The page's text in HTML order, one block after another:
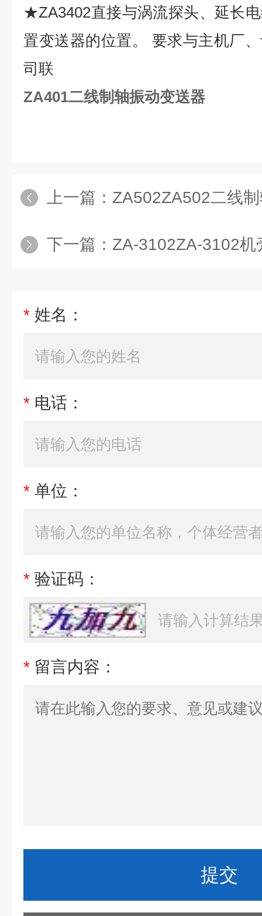
★ZA3402直接与涡流探头、延长
置变送器的位置。 要求与主机厂
司联
ZA401二线制轴振动变送器
上一篇： ZA502ZA502二线
下一篇： ZA-3102ZA-3102机
* 姓名：
* 电话：
* 单位：
* 验证码：
* 留言内容：